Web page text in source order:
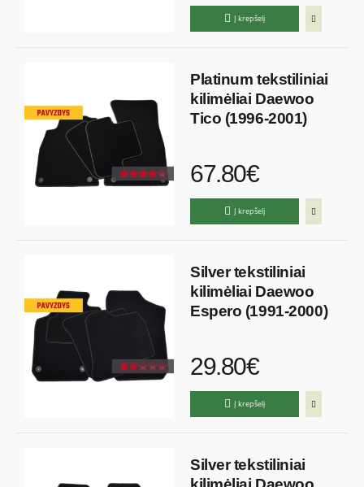
Į krepšelį
Platinum tekstiliniai
kilimėliai Daewoo
Tico (1996-2001)
67.80€
Į krepšelį
Silver tekstiliniai
kilimėliai Daewoo
Espero (1991-2000)
29.80€
Į krepšelį
Silver tekstiliniai